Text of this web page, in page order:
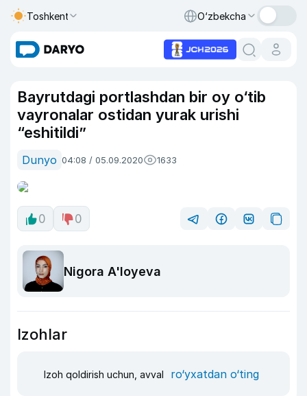
Toshkent O‘zbekcha
Bayrutdagi portlashdan bir oy o‘tib
vayronalar ostidan yurak urishi
“eshitildi”
Dunyo 04:08 / 05.09.2020 1633
0 0
Nigora A'loyeva
Izohlar
Izoh qoldirish uchun, avval ro‘yxatdan o‘ting